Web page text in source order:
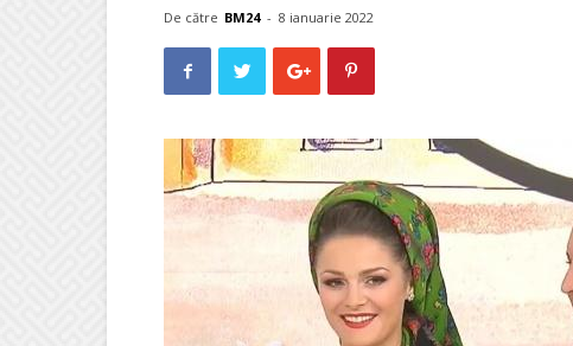
De către BM24 - 8 ianuarie 2022